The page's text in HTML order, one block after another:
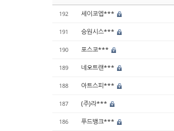
192 세이코엡***
191 승원시스***
190 포스코***
189 네오트랜***
188 아트스피***
187 (주)라***
186 푸드뱅크***